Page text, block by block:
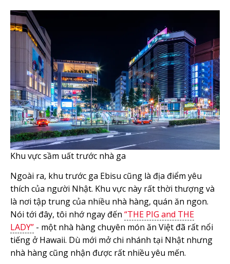
Khu vực sầm uất trước nhà ga
Ngoài ra, khu trước ga Ebisu cũng là địa điểm yêu
thích của người Nhật. Khu vực này rất thời thượng và
là nơi tập trung của nhiều nhà hàng, quán ăn ngon.
Nói tới đây, tôi nhớ ngay đến “THE PIG and THE
LADY” - một nhà hàng chuyên món ăn Việt đã rất nổi
tiếng ở Hawaii. Dù mới mở chi nhánh tại Nhật nhưng
nhà hàng cũng nhận được rất nhiều yêu mến.